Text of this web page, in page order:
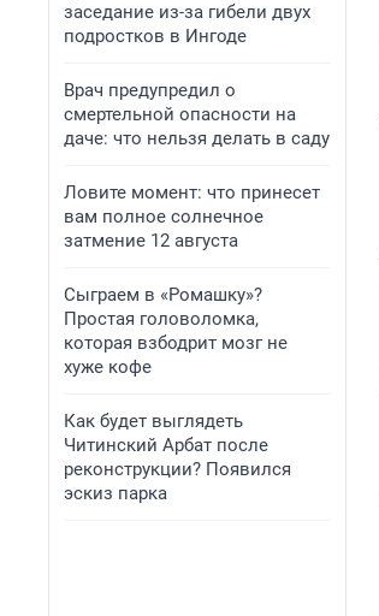
заседание из-за гибели двух
подростков в Ингоде
Врач предупредил о
смертельной опасности на
даче: что нельзя делать в саду
Ловите момент: что принесет
вам полное солнечное
затмение 12 августа
Сыграем в «Ромашку»?
Простая головоломка,
которая взбодрит мозг не
хуже кофе
Как будет выглядеть
Читинский Арбат после
реконструкции? Появился
эскиз парка